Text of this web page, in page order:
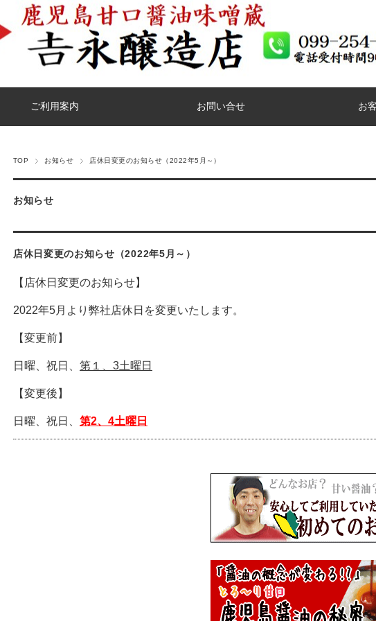
ご利用案内 お問い合せ お
TOP お知らせ 店休日変更のお知らせ（2022年5月～）
お知らせ
店休日変更のお知らせ（2022年5月～）
【店休日変更のお知らせ】
2022年5月より弊社店休日を変更いたします。
【変更前】
日曜、祝日、 第１、3土曜日
【変更後】
日曜、祝日、 第2、4土曜日